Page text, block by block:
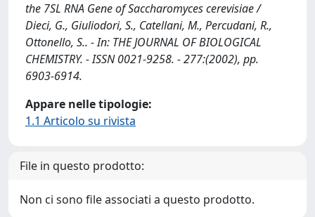
the 7SL RNA Gene of Saccharomyces cerevisiae /
Dieci, G., Giuliodori, S., Catellani, M., Percudani, R.,
Ottonello, S.. - In: THE JOURNAL OF BIOLOGICAL
CHEMISTRY. - ISSN 0021-9258. - 277:(2002), pp.
6903-6914.
Appare nelle tipologie:
1.1 Articolo su rivista
File in questo prodotto:
Non ci sono file associati a questo prodotto.